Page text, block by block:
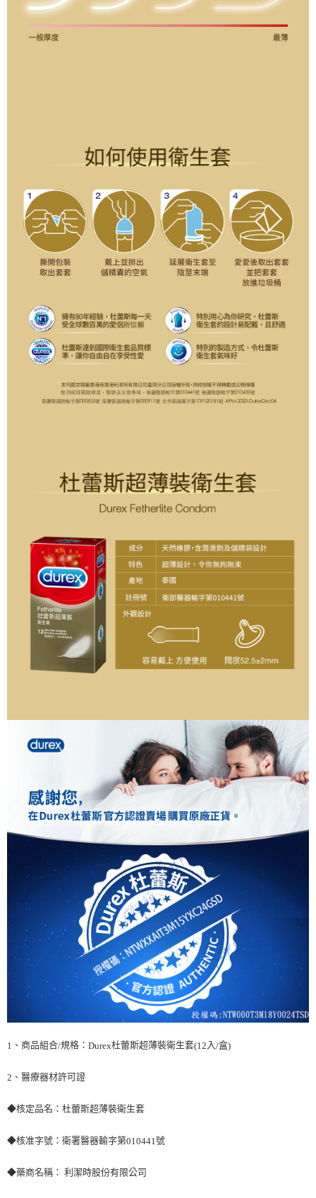
1 、商品組合/規格： Durex杜蕾斯超薄裝衛生套(12 入/盒)
2 、醫療器材許可證
◆核定品名：杜蕾斯超薄裝衛生套
◆核准字號：衛署醫器輸字第010441號
◆藥商名稱： 利潔時股份有限公司